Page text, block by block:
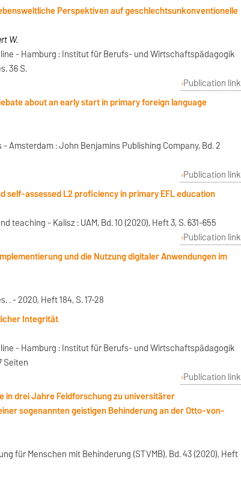
Perspektiven auf geschlechtsunkonventionelle
W.
- Hamburg : Institut für Berufs- und Wirtschaftspädagogik
36 S.
Publication link
about an early start in primary foreign language
Amsterdam : John Benjamins Publishing Company, Bd. 2
Publication link
self-assessed L2 proficiency in primary EFL education
teaching - Kalisz : UAM, Bd. 10 (2020), Heft 3, S. 631-655
Publication link
und die Nutzung digitaler Anwendungen im
. - 2020, Heft 184, S. 17-28
Integrität
- Hamburg : Institut für Berufs- und Wirtschaftspädagogik
Seiten
Publication link
in drei Jahre Feldforschung zu universitärer
sogenannten geistigen Behinderung an der Otto-von-
für Menschen mit Behinderung (STVMB), Bd. 43 (2020), Heft